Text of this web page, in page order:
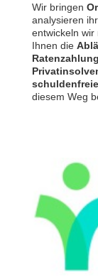
Wir bringen
analysieren
entwickeln wir
Ihnen die
diesem Weg